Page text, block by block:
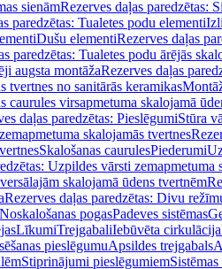
sienāmRezerves daļas paredzētas:
paredzētas: Tualetes podu elementi
Dušu elementiRezerves daļas
paredzētas: Tualetes podu ārējās
augsta montāžaRezerves daļas
tvertnes no sanitārās keramikas
caurules virsapmetuma skalojamā
daļas paredzētas: PieslēgumiStūra
skalojamās tvertnes
Skalošanas caurulesPiederumi
Uzpildes vārsti zemapmetuma
skalojamā ūdens tvertnēm
Rezerves daļas paredzētas: Divu
Noskalošanas pogasPadeves sistēmas
LīkumiTrejgabaliIebūvēta cirkulācija
pieslēgumuApsildes trejgabals
Stiprinājumi pieslēgumiem